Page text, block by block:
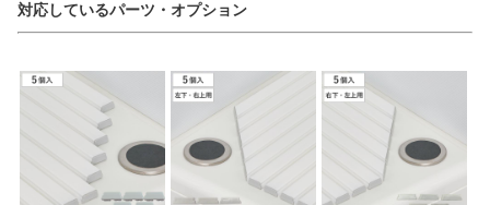
対応しているパーツ・オプション